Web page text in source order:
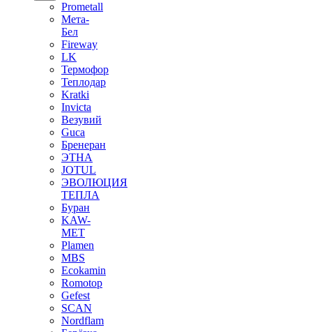
Prometall
Мета-
Бел
Fireway
LK
Термофор
Теплодар
Kratki
Invicta
Везувий
Guca
Бренеран
ЭТНА
JOTUL
ЭВОЛЮЦИЯ
ТЕПЛА
Буран
KAW-
MET
Plamen
MBS
Ecokamin
Romotop
Gefest
SCAN
Nordflam